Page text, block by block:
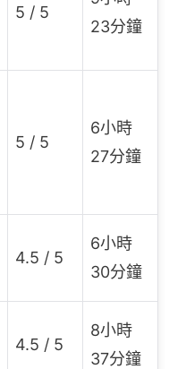
5 / 5
23分鐘
5 / 5
6小時
27分鐘
4.5 / 5
6小時
30分鐘
4.5 / 5
8小時
37分鐘